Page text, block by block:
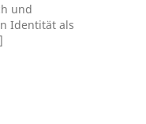
und
Identität als